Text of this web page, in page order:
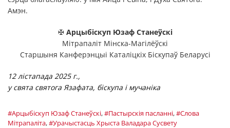
Амэн.
✠ Арцыбіскуп Юзаф Станеўскі
Мітрапаліт Мінска-Магілёўскі
Старшыня Канферэнцыі Каталіцкіх Біскупаў Беларусі
12 лістапада 2025 г.,
у свята святога Язафата, біскупа і мучаніка
#Арцыбiскуп Юзаф Станеўскі,#Пастырскія пасланні,#Слова
Мітрапаліта,#Урачыстасць Хрыста Валадара Сусвету